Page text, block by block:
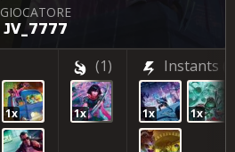
GIOCATORE
JV_7777
1x
(1)
1x
Instants
1x 1x